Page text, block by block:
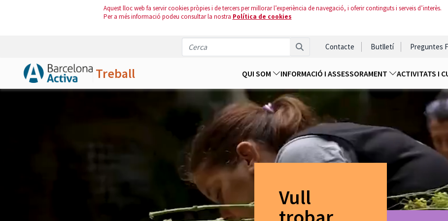
Aquest lloc web fa servir cookies pròpies i de tercers per millorar l’experiència de navegació, i oferir continguts i serveis d’interès.
Per a més informació podeu consultar la nostra Política de cookies
Contacte Butlletí Preguntes
Treball QUI SOM INFORMACIÓ I ASSESSORAMENT ACTIVITATS I
Vull